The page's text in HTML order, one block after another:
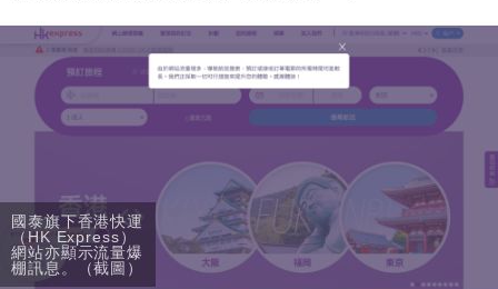
國泰旗下香港快運
（HK Express）
網站亦顯示流量爆
棚訊息。（截圖）